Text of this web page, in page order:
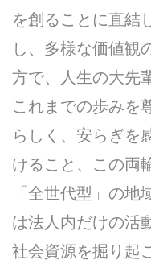
を創ることに直結
し、多様な価値観
方で、人生の大先
これまでの歩みを
らしく、安らぎを
けること、この両
「全世代型」の
は法人内だけの活
社会資源を掘り起